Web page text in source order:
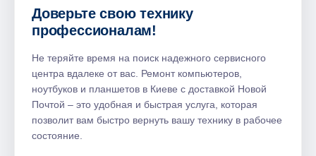
Доверьте свою технику
профессионалам!​
Не теряйте время на поиск надежного сервисного
центра вдалеке от вас.​ Ремонт компьютеров,
ноутбуков и планшетов в Киеве с доставкой Новой
Почтой – это удобная и быстрая услуга, которая
позволит вам быстро вернуть вашу технику в рабочее
состояние.​